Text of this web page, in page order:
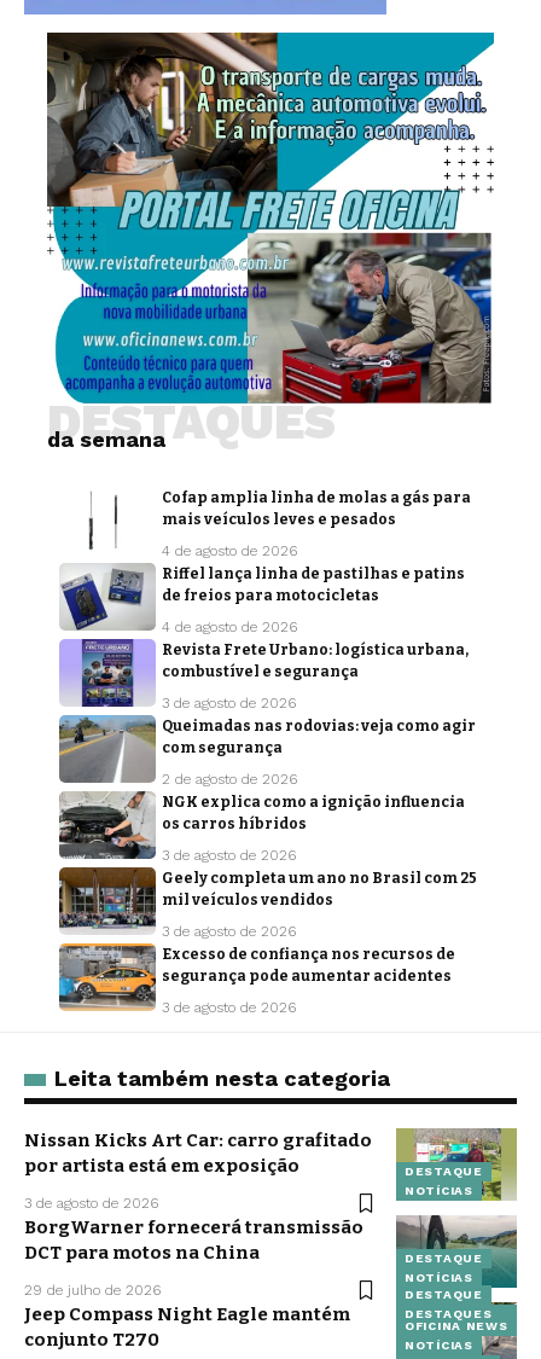
da semana
DESTAQUES
Cofap amplia linha de molas a gás para
mais veículos leves e pesados
4 de agosto de 2026
Riffel lança linha de pastilhas e patins
de freios para motocicletas
4 de agosto de 2026
Revista Frete Urbano: logística urbana,
combustível e segurança
3 de agosto de 2026
Queimadas nas rodovias: veja como agir
com segurança
2 de agosto de 2026
NGK explica como a ignição influencia
os carros híbridos
3 de agosto de 2026
Geely completa um ano no Brasil com 25
mil veículos vendidos
3 de agosto de 2026
Excesso de confiança nos recursos de
segurança pode aumentar acidentes
3 de agosto de 2026
Leita também nesta categoria
DESTAQUE
NOTÍCIAS
Nissan Kicks Art Car: carro grafitado
por artista está em exposição
3 de agosto de 2026
DESTAQUE
NOTÍCIAS
BorgWarner fornecerá transmissão
DCT para motos na China
29 de julho de 2026
DESTAQUE
DESTAQUES
OFICINA NEWS
NOTÍCIAS
Jeep Compass Night Eagle mantém
conjunto T270